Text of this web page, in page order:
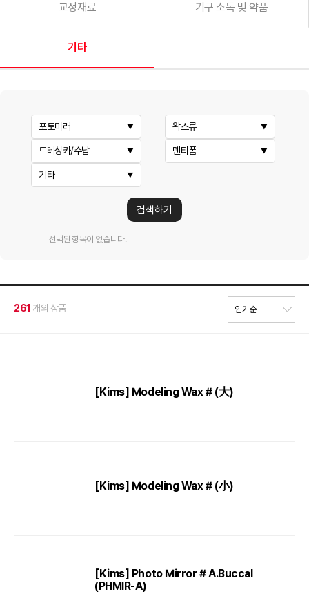
교정재료 기구 소독 및 약품
기타
포토미러 왁스류
드레싱카/수납 덴티폼
기타
검색하기
선택된 항목이 없습니다.
261 개의 상품
[Kims] Modeling Wax # (大)
[Kims] Modeling Wax # (小)
[Kims] Photo Mirror # A.Buccal
(PHMIR-A)